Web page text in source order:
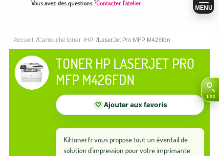
Vous avez des questions ?Contacter l'atelier
MENU
Accueil Cartouche toner HP LaserJet Pro MFP M426fdn
TONER HP LASERJET PRO
MFP M426FDN
♡ Ajouter aux favoris
Kittoner.fr vous propose tout un éventail de
solution d'impression pour votre imprimante